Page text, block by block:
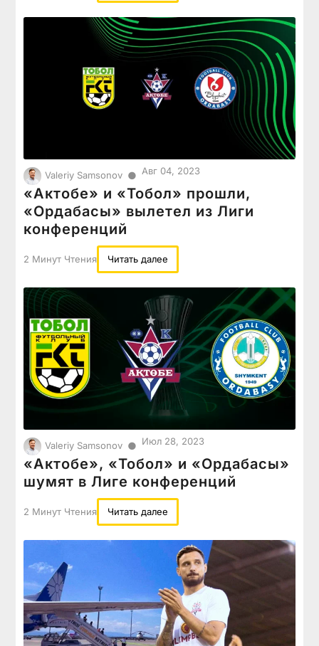
Valeriy Samsonov ● Авг 04, 2023
«Актобе» и «Тобол» прошли,
«Ордабасы» вылетел из Лиги
конференций
2 Минут Чтения Читать далее
Valeriy Samsonov ● Июл 28, 2023
«Актобе», «Тобол» и «Ордабасы»
шумят в Лиге конференций
2 Минут Чтения Читать далее